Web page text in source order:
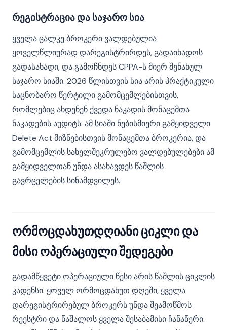
რეგისტრაცია და საჯარო სია
ყველა ცალკე ბროკერი ვალდებულია
ყოველწლიურად დარეგისტრირდეს, გადაიხადოს
გადასახადი, და გამოჩნდეს CPPA-ს მიერ შენახულ
საჯარო სიაში. 2026 წლისთვის სია არის პრაქტიკული
საცნობარო წერტილი გამომცემლებისთვის,
რომლებიც ახდენენ ქვედა ნაკადის მონაცემთა
ნაკადების აუდიტს: ამ სიაში ნებისმიერი გამყიდველი
Delete Act მიზნებისთვის მონაცემთა ბროკერია, და
გამომცემლის სახელშეკრულებო ვალდებულებები ამ
გამყიდველთან უნდა ასახავდეს წაშლის
გავრცელების სინამდვილეს.
ორმოცდახუთდღიანი ციკლი და
მისი ოპერაციული შედეგები
გადამწყვეტი ოპერაციული წესი არის წაშლის ციკლის
კადენსი. ყოველ ორმოცდახუთ დღეში, ყველა
დარეგისტრირებულ ბროკერს უნდა შეამოწმოს
რეესტრი და წაშალოს ყველა შესაბამისი ჩანაწერი.